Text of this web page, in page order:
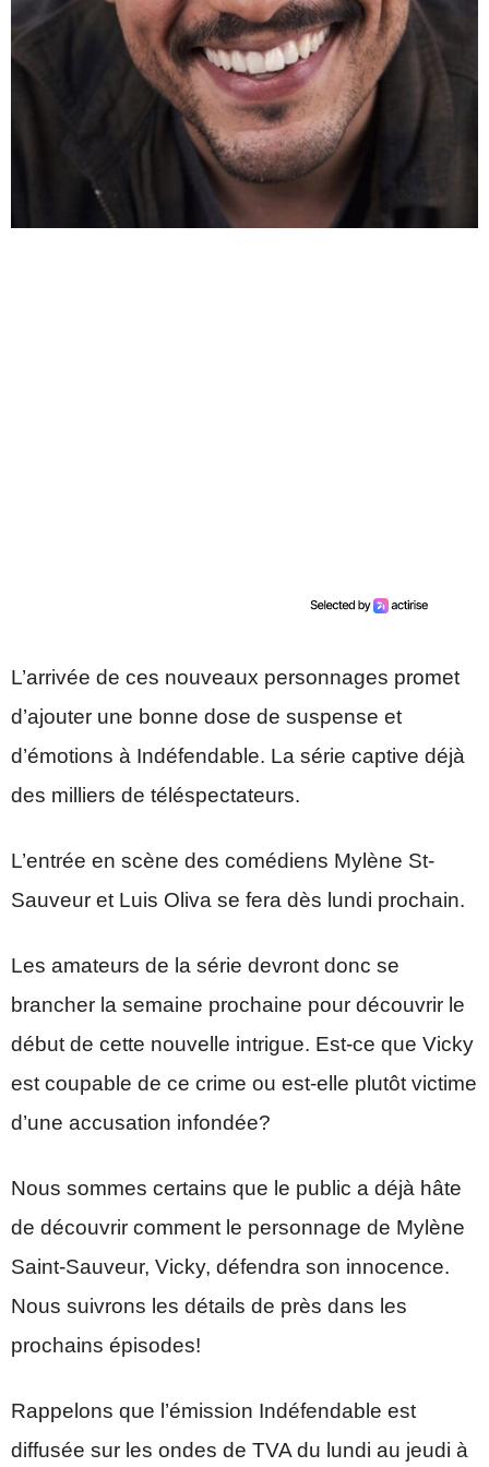
L’arrivée de ces nouveaux personnages promet
d’ajouter une bonne dose de suspense et
d’émotions à Indéfendable. La série captive déjà
des milliers de téléspectateurs.
L’entrée en scène des comédiens Mylène St-
Sauveur et Luis Oliva se fera dès lundi prochain.
Les amateurs de la série devront donc se
brancher la semaine prochaine pour découvrir le
début de cette nouvelle intrigue. Est-ce que Vicky
est coupable de ce crime ou est-elle plutôt victime
d’une accusation infondée?
Nous sommes certains que le public a déjà hâte
de découvrir comment le personnage de Mylène
Saint-Sauveur, Vicky, défendra son innocence.
Nous suivrons les détails de près dans les
prochains épisodes!
Rappelons que l’émission Indéfendable est
diffusée sur les ondes de TVA du lundi au jeudi à